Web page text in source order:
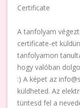
Certificate
A tanfolyam
certificate-et
tanfolyamon
hogy valóban
:) A képet az
küldheted. Az
tüntesd fel a